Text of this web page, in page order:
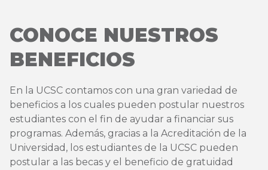
CONOCE NUESTROS
BENEFICIOS
En la UCSC contamos con una gran variedad de
beneficios a los cuales pueden postular nuestros
estudiantes con el fin de ayudar a financiar sus
programas. Además, gracias a la Acreditación de la
Universidad, los estudiantes de la UCSC pueden
postular a las becas y el beneficio de gratuidad